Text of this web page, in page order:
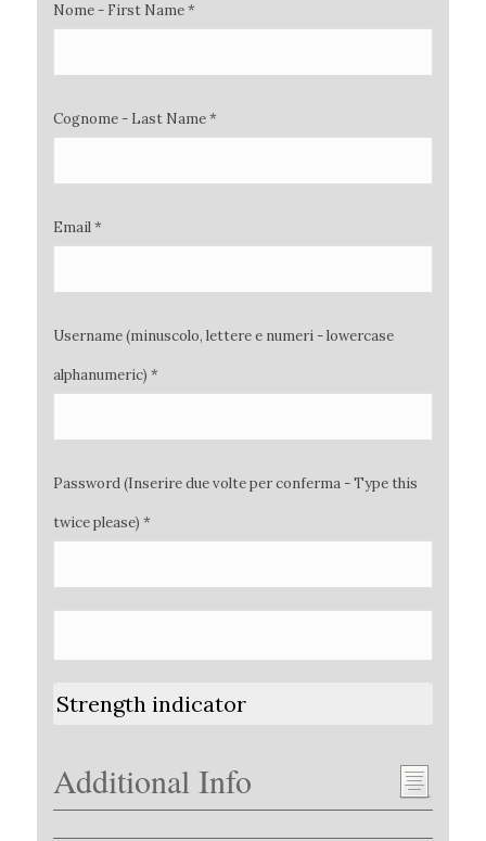
Nome - First Name *
Cognome - Last Name *
Email *
Username (minuscolo, lettere e numeri - lowercase
alphanumeric) *
Password (Inserire due volte per conferma - Type this
twice please) *
Strength indicator
Additional Info